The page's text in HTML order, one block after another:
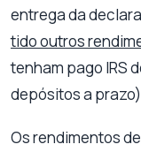
entrega da
tido outros
tenham pago IRS
depósitos a
Os rendimentos